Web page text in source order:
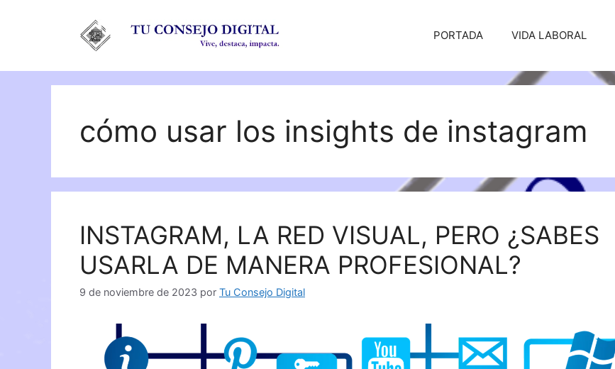
PORTADA VIDA LABORAL
cómo usar los insights de instagram
INSTAGRAM, LA RED VISUAL, PERO ¿SABES
USARLA DE MANERA PROFESIONAL?
9 de noviembre de 2023 por Tu Consejo Digital